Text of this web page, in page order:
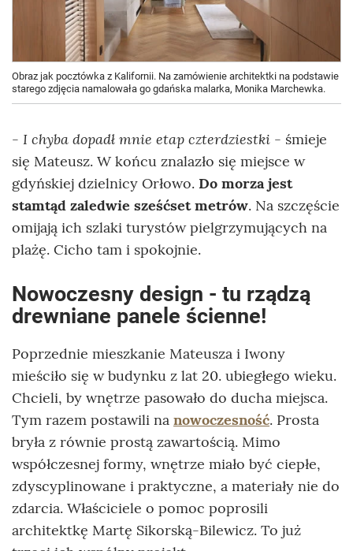
Obraz jak pocztówka z Kalifornii. Na zamówienie architektki na podstawie
starego zdjęcia namalowała go gdańska malarka, Monika Marchewka.
- I chyba dopadł mnie etap czterdziestki - śmieje
się Mateusz. W końcu znalazło się miejsce w
gdyńskiej dzielnicy Orłowo. Do morza jest
stamtąd zaledwie sześćset metrów. Na szczęście
omijają ich szlaki turystów pielgrzymujących na
plażę. Cicho tam i spokojnie.
Nowoczesny design - tu rządzą
drewniane panele ścienne!
Poprzednie mieszkanie Mateusza i Iwony
mieściło się w budynku z lat 20. ubiegłego wieku.
Chcieli, by wnętrze pasowało do ducha miejsca.
Tym razem postawili na nowoczesność. Prosta
bryła z równie prostą zawartością. Mimo
współczesnej formy, wnętrze miało być ciepłe,
zdyscyplinowane i praktyczne, a materiały nie do
zdarcia. Właściciele o pomoc poprosili
architektkę Martę Sikorską-Bilewicz. To już